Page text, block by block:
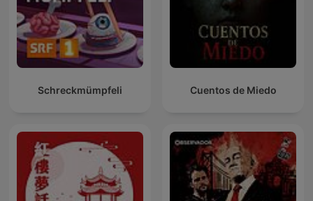
Schreckmümpfeli Cuentos de Miedo